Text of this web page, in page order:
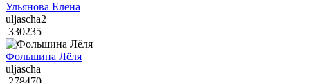
Ульянова Елена
uljascha2
330235
Фольшина Лёля
uljascha